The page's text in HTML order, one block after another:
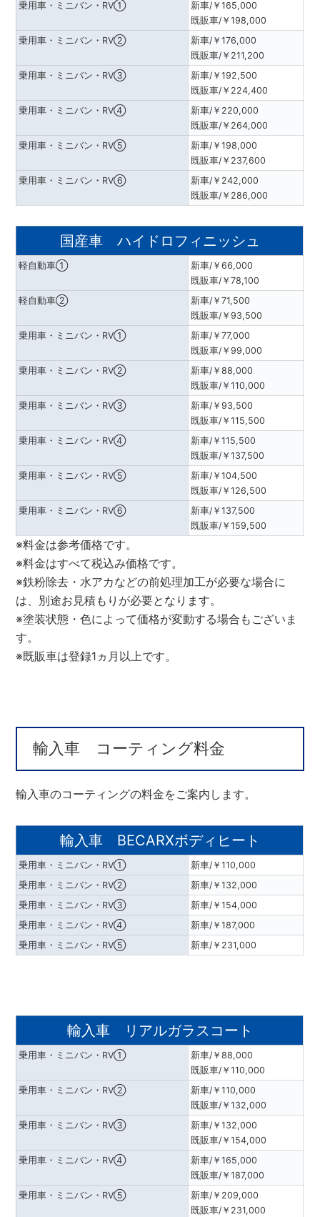
乗用車・ミニバン・RV①
新車/￥165,000
既販車/￥198,000
乗用車・ミニバン・RV②
新車/￥176,000
既販車/￥211,200
乗用車・ミニバン・RV③
新車/￥192,500
既販車/￥224,400
乗用車・ミニバン・RV④
新車/￥220,000
既販車/￥264,000
乗用車・ミニバン・RV⑤
新車/￥198,000
既販車/￥237,600
乗用車・ミニバン・RV⑥
新車/￥242,000
既販車/￥286,000
国産車 ハイドロフィニッシュ
軽自動車①
新車/￥66,000
既販車/￥78,100
軽自動車②
新車/￥71,500
既販車/￥93,500
乗用車・ミニバン・RV①
新車/￥77,000
既販車/￥99,000
乗用車・ミニバン・RV②
新車/￥88,000
既販車/￥110,000
乗用車・ミニバン・RV③
新車/￥93,500
既販車/￥115,500
乗用車・ミニバン・RV④
新車/￥115,500
既販車/￥137,500
乗用車・ミニバン・RV⑤
新車/￥104,500
既販車/￥126,500
乗用車・ミニバン・RV⑥
新車/￥137,500
既販車/￥159,500
※料金は参考価格です。
※料金はすべて税込み価格です。
※鉄粉除去・水アカなどの前処理加工が必要な場合に
は、別途お見積もりが必要となります。
※塗装状態・色によって価格が変動する場合もございま
す。
※既販車は登録1ヵ月以上です。
輸入車 コーティング料金
輸入車のコーティングの料金をご案内します。
輸入車 BECARXボディヒート
乗用車・ミニバン・RV①
新車/￥110,000
乗用車・ミニバン・RV②
新車/￥132,000
乗用車・ミニバン・RV③
新車/￥154,000
乗用車・ミニバン・RV④
新車/￥187,000
乗用車・ミニバン・RV⑤
新車/￥231,000
輸入車 リアルガラスコート
乗用車・ミニバン・RV①
新車/￥88,000
既販車/￥110,000
乗用車・ミニバン・RV②
新車/￥110,000
既販車/￥132,000
乗用車・ミニバン・RV③
新車/￥132,000
既販車/￥154,000
乗用車・ミニバン・RV④
新車/￥165,000
既販車/￥187,000
乗用車・ミニバン・RV⑤
新車/￥209,000
既販車/￥231,000